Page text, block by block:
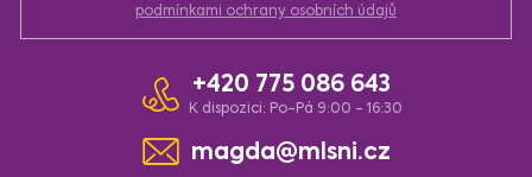
podmínkami ochrany osobních údajů
+420 775 086 643
K dispozici: Po-Pá 9:00 - 16:30
magda@mlsni.cz